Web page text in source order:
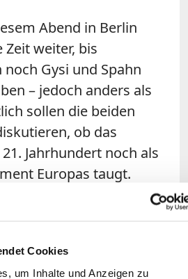
Cookies
um Inhalte und Anzeigen zu
Abend in Berlin
Zeit weiter, bis
Gysi und Spahn
– jedoch anders als
sollen die beiden
ob das
Jahrhundert noch als
Europas taugt.
entwickelt sich schnell
geht es beiden
um die Rolle der